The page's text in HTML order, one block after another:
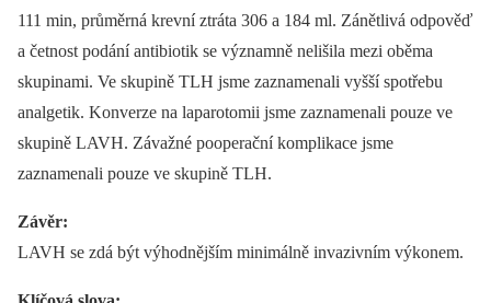
111 min, průměrná krevní ztráta 306 a 184 ml. Zánětlivá odpověď
a četnost podání antibiotik se významně nelišila mezi oběma
skupinami. Ve skupině TLH jsme zaznamenali vyšší spotřebu
analgetik. Konverze na laparotomii jsme zaznamenali pouze ve
skupině LAVH. Závažné pooperační komplikace jsme
zaznamenali pouze ve skupině TLH.
Závěr:
LAVH se zdá být výhodnějším minimálně invazivním výkonem.